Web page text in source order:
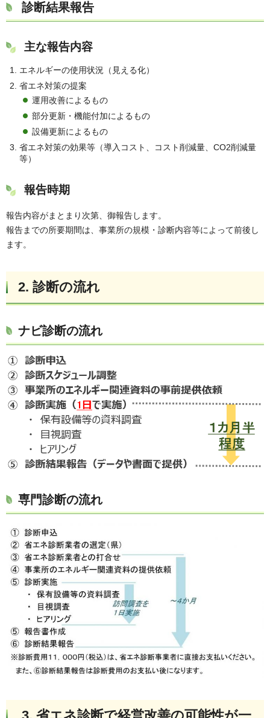
診断結果報告
主な報告内容
エネルギーの使用状況（見える化）
省エネ対策の提案
運用改善によるもの
部分更新・機能付加によるもの
設備更新によるもの
省エネ対策の効果等（導入コスト、コスト削減量、CO2削減量
等）
報告時期
報告内容がまとまり次第、御報告します。
報告までの所要期間は、事業所の規模・診断内容等によって前後し
ます。
2. 診断の流れ
ナビ診断の流れ
専門診断の流れ